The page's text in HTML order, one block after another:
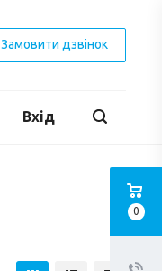
Замовити дзвінок
Вхід
0